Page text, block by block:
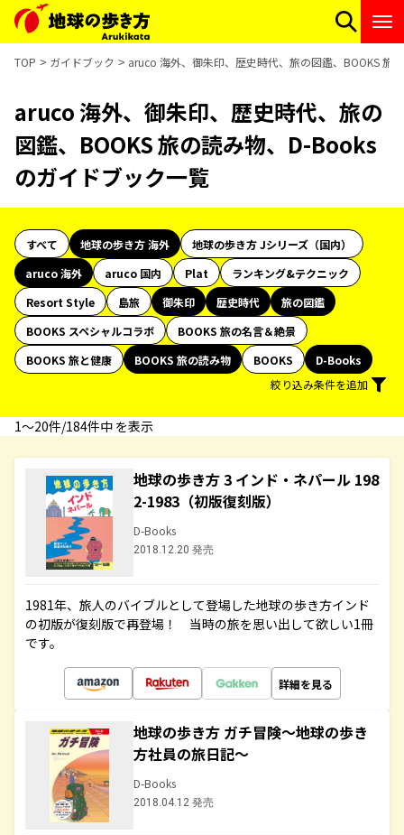
TOP ガイドブック aruco 海外、御朱印、歴史時代、旅の図鑑、BOOKS 旅
aruco 海外、御朱印、歴史時代、旅の
図鑑、BOOKS 旅の読み物、D-Books
のガイドブック一覧
すべて 地球の歩き方 海外
地球の歩き方 Jシリーズ（国内）
aruco 海外
aruco 国内 Plat
ランキング&テクニック
Resort Style
島旅 御朱印 歴史時代
旅の図鑑
BOOKS スペシャルコラボ
BOOKS 旅の名言＆絶景
BOOKS 旅と健康
BOOKS 旅の読み物 BOOKS
D-Books
絞り込み条件を追加
1〜20件/184件中 を表示
地球の歩き方 3 インド・ネパール 198
2-1983（初版復刻版）
D-Books
2018.12.20 発売
1981年、旅人のバイブルとして登場した地球の歩き方インド
の初版が復刻版で再登場！ 当時の旅を思い出して欲しい1冊
です。
詳細を見る
地球の歩き方 ガチ冒険～地球の歩き
方社員の旅日記～
D-Books
2018.04.12 発売